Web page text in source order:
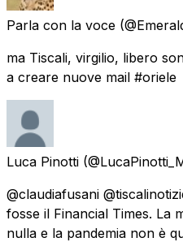
Parla con la voce
ma Tiscali, virgilio, libero
a creare nuove mail #oriele
Luca Pinotti
@claudiafusani
fosse il Financial Times. La
nulla e la pandemia non è